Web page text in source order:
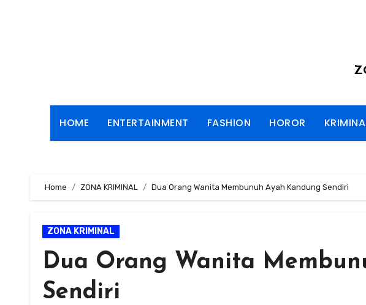
HOME ENTERTAINMENT FASHION HOROR
Home ZONA KRIMINAL Dua Orang Wanita Membunuh Ayah Kandung Sendiri
ZONA KRIMINAL
Dua Orang Wanita
Sendiri